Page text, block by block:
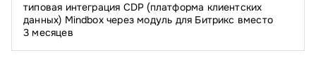
типовая интеграция CDP (платформа клиентских
данных) Mindbox через модуль для Битрикс вместо
3 месяцев